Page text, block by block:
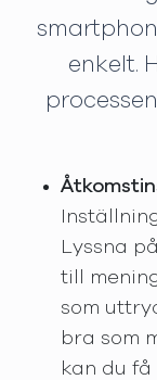
enkelt.
Lyssna
till
som
bra som
kan du